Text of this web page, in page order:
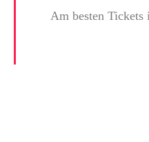
Am besten Tickets